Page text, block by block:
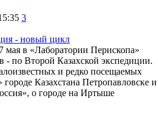
3
- новый цикл
в «Лаборатории Перископа»
- по Второй Казахской экспедиции.
и редко посещаемых
Казахстана Петропавловске и
о городе на Иртыше